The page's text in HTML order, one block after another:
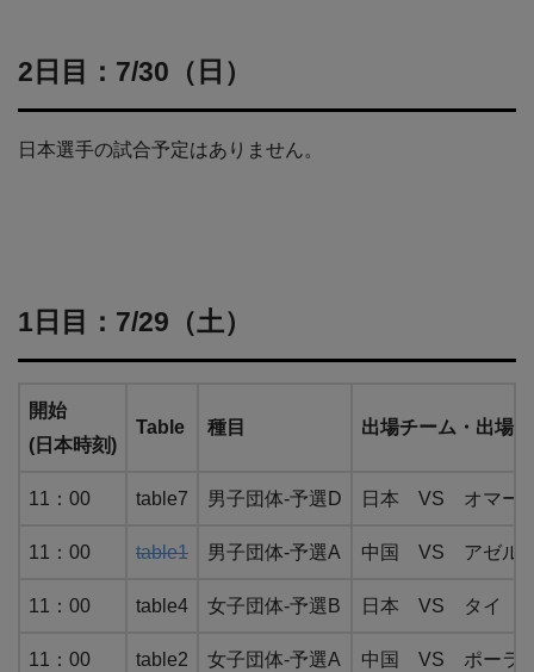
2日目：7/30（日）
日本選手の試合予定はありません。
1日目：7/29（土）
開始
(日本時刻)
Table 種目 出場チーム・出場
11：00 table7 男子団体-予選D 日本 VS オマー
11：00 table1 男子団体-予選A 中国 VS アゼル
11：00 table4 女子団体-予選B 日本 VS タイ
11：00 table2 女子団体-予選A 中国 VS ポーラ